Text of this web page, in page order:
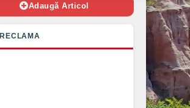
Adaugă Articol
RECLAMA